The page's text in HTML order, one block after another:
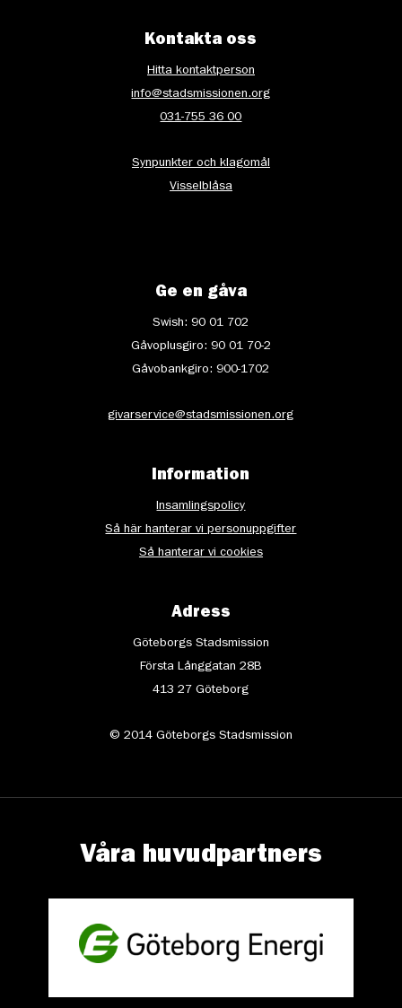
Kontakta oss
Hitta kontaktperson
info@stadsmissionen.org
031-755 36 00
Synpunkter och klagomål
Visselblåsa
Ge en gåva
Swish: 90 01 702
Gåvoplusgiro: 90 01 70-2
Gåvobankgiro: 900-1702
givarservice@stadsmissionen.org
Information
Insamlingspolicy
Så här hanterar vi personuppgifter
Så hanterar vi cookies
Adress
Göteborgs Stadsmission
Första Långgatan 28B
413 27 Göteborg
© 2014 Göteborgs Stadsmission
Våra huvudpartners